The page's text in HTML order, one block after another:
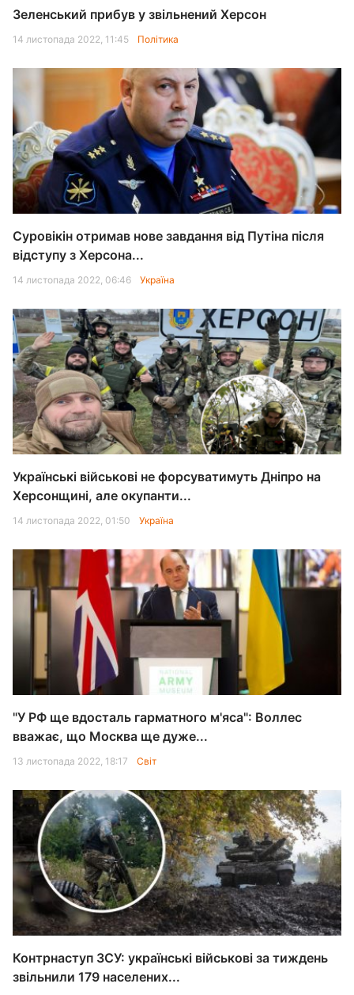
Зеленський прибув у звільнений Херсон
14 листопада 2022, 11:45 Політика
Суровікін отримав нове завдання від Путіна після
відступу з Херсона...
14 листопада 2022, 06:46 Україна
Українські військові не форсуватимуть Дніпро на
Херсонщині, але окупанти...
14 листопада 2022, 01:50 Україна
"У РФ ще вдосталь гарматного м'яса": Воллес
вважає, що Москва ще дуже...
13 листопада 2022, 18:17 Світ
Контрнаступ ЗСУ: українські військові за тиждень
звільнили 179 населених...